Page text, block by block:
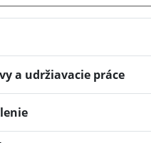
a udržiavacie práce